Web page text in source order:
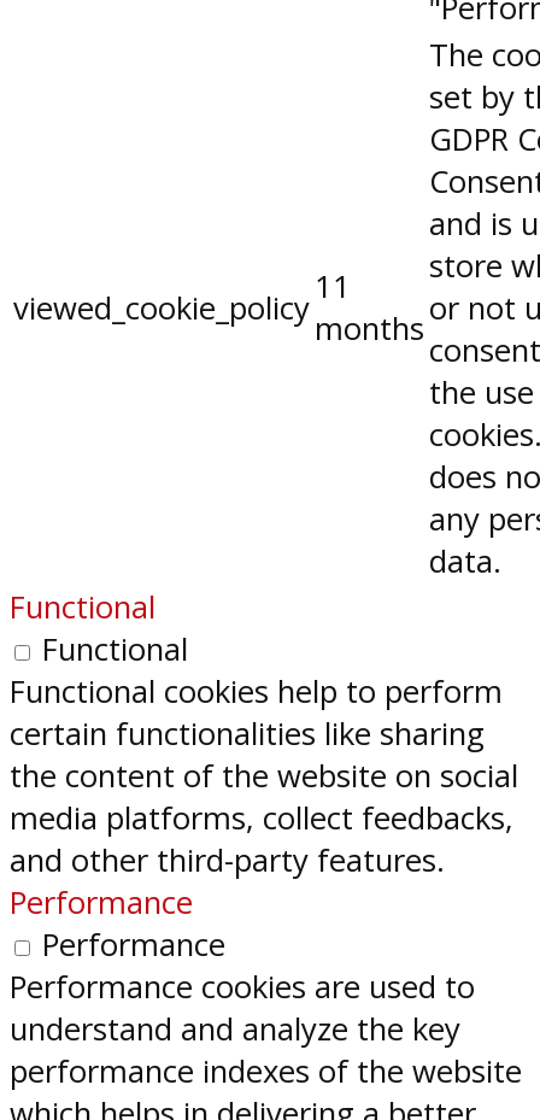
viewed_cookie_policy
11
months
The
set by
GDPR
and is
store
or not
the
does
any
data.
Functional
Functional
Functional cookies help to perform
certain functionalities like sharing
the content of the website on social
media platforms, collect feedbacks,
and other third-party features.
Performance
Performance
Performance cookies are used to
understand and analyze the key
performance indexes of the website